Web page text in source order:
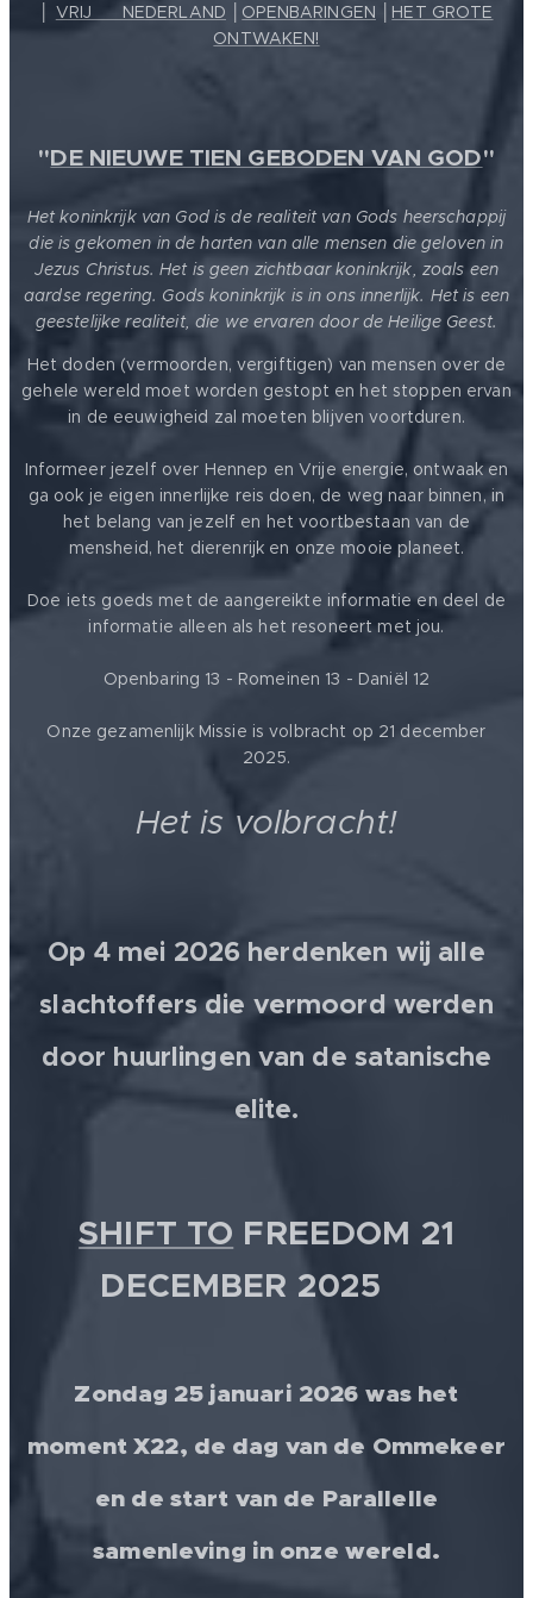
VRIJ ❤️ NEDERLAND OPENBARINGEN
HET GROTE
ONTWAKEN!
"DE NIEUWE TIEN GEBODEN VAN GOD"
Het koninkrijk van God is de realiteit van Gods heerschappij
die is gekomen in de harten van alle mensen die geloven in
Jezus Christus. Het is geen zichtbaar koninkrijk, zoals een
aardse regering. Gods koninkrijk is in ons innerlijk. Het is een
geestelijke realiteit, die we ervaren door de Heilige Geest.
Het doden (vermoorden, vergiftigen) van mensen over de
gehele wereld moet worden gestopt en het stoppen ervan
in de eeuwigheid zal moeten blijven voortduren.
Informeer jezelf over Hennep en Vrije energie, ontwaak en
ga ook je eigen innerlijke reis doen, de weg naar binnen, in
het belang van jezelf en het voortbestaan van de
mensheid, het dierenrijk en onze mooie planeet.
Doe iets goeds met de aangereikte informatie en deel de
informatie alleen als het resoneert met jou.
Openbaring 13 - Romeinen 13 - Daniël 12
Onze gezamenlijk Missie is volbracht op 21 december
2025.
Het is volbracht!
Op 4 mei 2026 herdenken wij alle
slachtoffers die vermoord werden
door huurlingen van de satanische
elite.
SHIFT TO FREEDOM 21
DECEMBER 2025 💫
Zondag 25 januari 2026 was het
moment X22, de dag van de Ommekeer
en de start van de Parallelle
samenleving in onze wereld.